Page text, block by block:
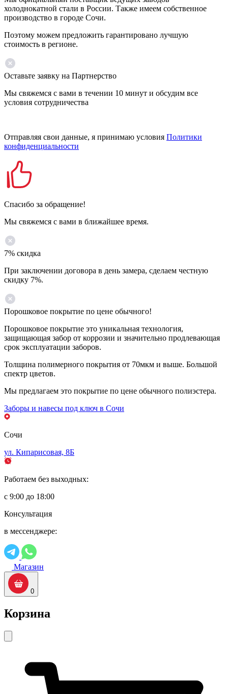
холоднокатной стали в России. Также имеем собственное
производство в городе Сочи.
Поэтому можем предложить гарантировано лучшую
стоимость в регионе.
Оставьте заявку на Партнерство
Мы свяжемся с вами в течении 10 минут и обсудим все
условия сотрудничества
Отправляя свои данные, я принимаю условия Политики
конфиденциальности
Спасибо за обращение!
Мы свяжемся с вами в ближайшее время.
7% скидка
При заключении договора в день замера, сделаем честную
скидку 7%.
Порошковое покрытие по цене обычного!
Порошковое покрытие это уникальная технология,
защищающая забор от коррозии и значительно продлевающая
срок эксплуатации заборов.
Толщина полимерного покрытия от 70мкм и выше. Большой
спектр цветов.
Мы предлагаем это покрытие по цене обычного полиэстера.
Заборы и навесы под ключ в Сочи
Сочи
ул. Кипарисовая, 8Б
Работаем без выходных:
с 9:00 до 18:00
Консультация
в мессенджере:
Магазин
0
Корзина